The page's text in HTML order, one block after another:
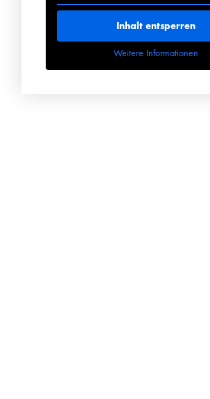
Inhalt entsperren
Weitere Informationen